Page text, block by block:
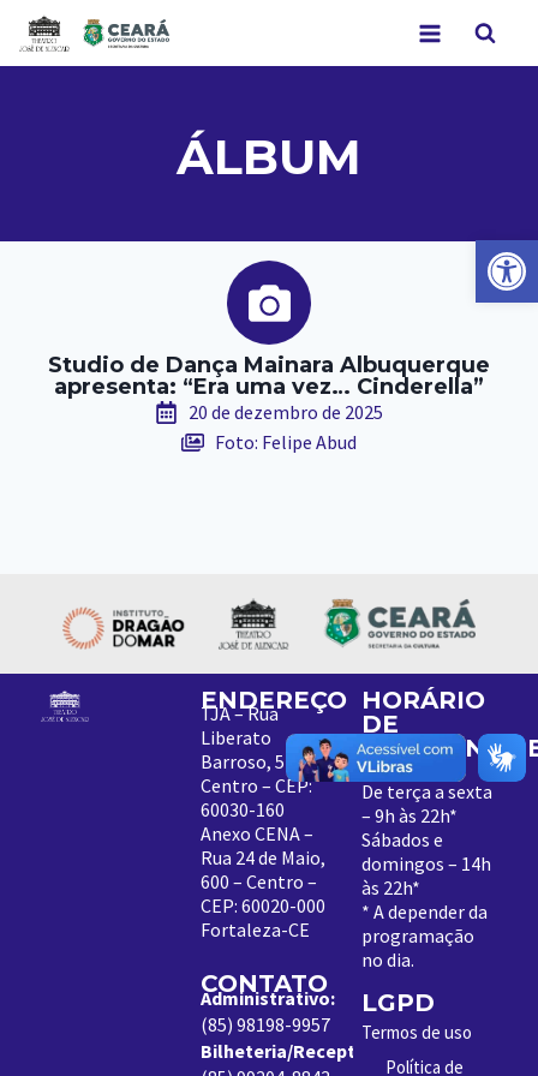
ÁLBUM
Studio de Dança Mainara Albuquerque
apresenta: “Era uma vez… Cinderella”
20 de dezembro de 2025
Foto: Felipe Abud
ENDEREÇO
TJA – Rua
Liberato
Barroso, 525 –
Centro – CEP:
60030-160
Anexo CENA –
Rua 24 de Maio,
600 – Centro –
CEP: 60020-000
Fortaleza-CE
CONTATO
Administrativo:
(85) 98198-9957
Bilheteria/Receptivo:
HORÁRIO
DE
De terça a sexta
– 9h às 22h*
Sábados e
domingos – 14h
às 22h*
* A depender da
programação
no dia.
LGPD
Termos de uso
Política de